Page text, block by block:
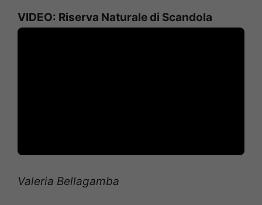
VIDEO: Riserva Naturale di Scandola
Valeria Bellagamba